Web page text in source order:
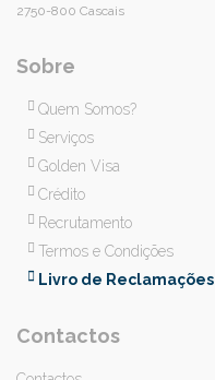
2750-800 Cascais
Sobre
Quem Somos?
Serviços
Golden Visa
Crédito
Recrutamento
Termos e Condições
Livro de Reclamações
Contactos